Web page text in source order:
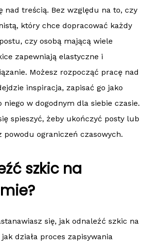
nad treścią. Bez względu na to, czy
który chce dopracować każdy
czy osobą mającą wiele
zapewniają elastyczne i
Możesz rozpocząć pracę nad
inspiracja, zapisać go jako
w dogodnym dla siebie czasie.
spieszyć, żeby ukończyć posty lub
powodu ograniczeń czasowych.
szkic na
się, jak odnaleźć szkic na
działa proces zapisywania